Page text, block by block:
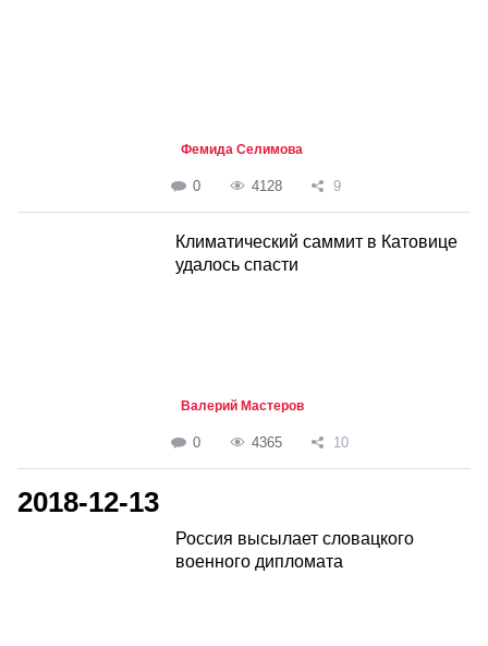
Фемида Селимова
0 4128 9
Климатический саммит в Катовице
удалось спасти
Валерий Мастеров
0 4365 10
2018-12-13
Россия высылает словацкого
военного дипломата